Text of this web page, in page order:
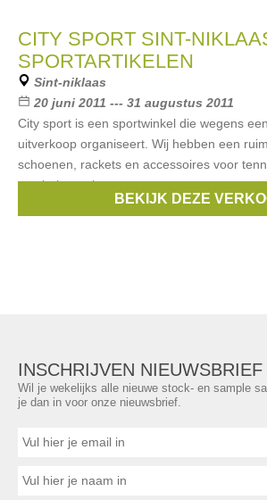
CITY SPORT SINT-
SPORTARTIKELEN
Sint-niklaas
20 juni 2011 --- 31 augustus 2011
City sport is een sportwinkel die wegens
uitverkoop organiseert. Wij hebben een
schoenen, rackets en accessoires voor
voetbal, running,
,Puma,Asics,spalding,
BEKIJK DEZE
INSCHRIJVEN NIEUWSBRIEF
Wil je wekelijks alle nieuwe stock- en sample
je dan in voor onze nieuwsbrief.